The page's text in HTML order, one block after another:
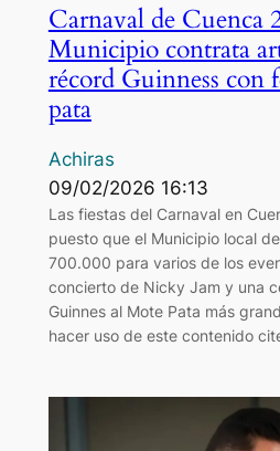
Carnaval de Cuenca
Municipio contrata
récord Guinness con
pata
Achiras
09/02/2026 16:13
Las fiestas del Carnaval en
puesto que el Municipio local
700.000 para varios de los
concierto de Nicky Jam y una
Guinnes al Mote Pata más
hacer uso de este contenido